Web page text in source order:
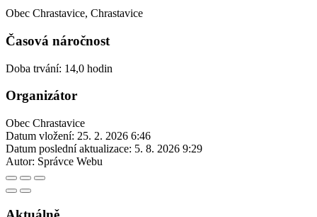
Obec Chrastavice, Chrastavice
Časová náročnost
Doba trvání: 14,0 hodin
Organizátor
Obec Chrastavice
Datum vložení: 25. 2. 2026 6:46
Datum poslední aktualizace: 5. 8. 2026 9:29
Autor: Správce Webu